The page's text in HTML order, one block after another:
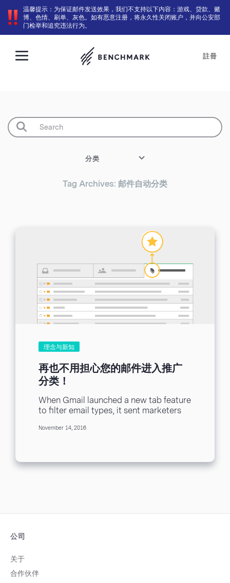
温馨提示：为保证邮件发送效果，我们不支持以下内容：游戏、贷款、赌
博、色情、刷单、灰色。如有恶意注册，将永久性关闭账户，并向公安部
门检举和追究违法行为。
註冊
分类
Tag Archives: 邮件自动分类
理念与新知
再也不用担心您的邮件进入推广
分类！
When Gmail launched a new tab feature
to filter email types, it sent marketers
November 14, 2016
公司
关于
合作伙伴